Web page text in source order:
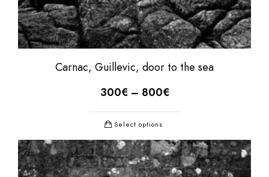
Carnac, Guillevic, door to the sea
300€ – 800€
Select options